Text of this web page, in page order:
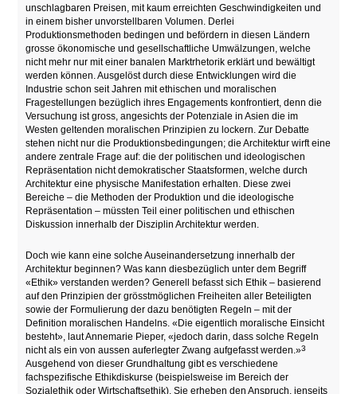
unschlagbaren Preisen, mit kaum erreichten Geschwindigkeiten und
in einem bisher unvorstellbaren Volumen. Derlei
Produktionsmethoden bedingen und befördern in diesen Ländern
grosse ökonomische und gesellschaftliche Umwälzungen, welche
nicht mehr nur mit einer banalen Marktrhetorik erklärt und bewältigt
werden können. Ausgelöst durch diese Entwicklungen wird die
Industrie schon seit Jahren mit ethischen und moralischen
Fragestellungen bezüglich ihres Engagements konfrontiert, denn die
Versuchung ist gross, angesichts der Potenziale in Asien die im
Westen geltenden moralischen Prinzipien zu lockern. Zur Debatte
stehen nicht nur die Produktionsbedingungen; die Architektur wirft eine
andere zentrale Frage auf: die der politischen und ideologischen
Repräsentation nicht demokratischer Staatsformen, welche durch
Architektur eine physische Manifestation erhalten. Diese zwei
Bereiche – die Methoden der Produktion und die ideologische
Repräsentation – müssten Teil einer politischen und ethischen
Diskussion innerhalb der Disziplin Architektur werden.
Doch wie kann eine solche Auseinandersetzung innerhalb der
Architektur beginnen? Was kann diesbezüglich unter dem Begriff
«Ethik» verstanden werden? Generell befasst sich Ethik – basierend
auf den Prinzipien der grösstmöglichen Freiheiten aller Beteiligten
sowie der Formulierung der dazu benötigten Regeln – mit der
Definition moralischen Handelns. «Die eigentlich moralische Einsicht
besteht», laut Annemarie Pieper, «jedoch darin, dass solche Regeln
nicht als ein von aussen auferlegter Zwang aufgefasst werden.»3
Ausgehend von dieser Grundhaltung gibt es verschiedene
fachspezifische Ethikdiskurse (beispielsweise im Bereich der
Sozialethik oder Wirtschaftsethik). Sie erheben den Anspruch, jenseits